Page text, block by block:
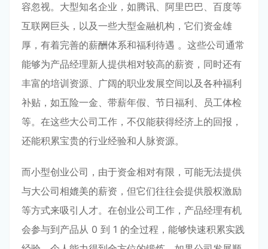
容忽视。大型知名企业，如腾讯、阿里巴巴、百度等
互联网巨头，以及一些大型金融机构，它们资金雄
厚，有着完善的薪酬体系和福利待遇 。这些公司通常
能够为产品经理新人提供相对较高的薪资，同时还有
丰富的培训资源、广阔的职业发展空间以及各种福利
补贴，如五险一金、带薪年假、节日福利、员工体检
等。在这些大公司工作，不仅能获得经济上的回报，
还能积累宝贵的行业经验和人脉资源。
而小型创业公司，由于资金相对有限，可能无法提供
与大公司相媲美的薪资，但它们往往会提供股权激励
等方式来吸引人才。在创业公司工作，产品经理有机
会参与到产品从 0 到 1 的全过程，能够快速积累实践